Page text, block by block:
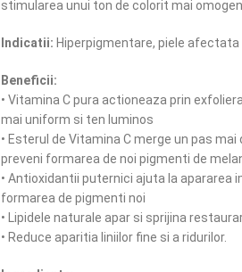
stimularea unui ton de colorit mai
Indicatii: Hiperpigmentare, piele afectata
Beneficii:
• Vitamina C pura actioneaza prin
mai uniform si ten luminos
• Esterul de Vitamina C merge un pas
preveni formarea de noi pigmenti de
• Antioxidantii puternici ajuta la
formarea de pigmenti noi
• Lipidele naturale apar si sprijina
• Reduce aparitia liniilor fine si a ridurilor.